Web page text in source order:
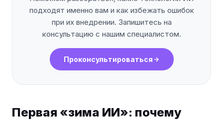
подходят именно вам и как избежать ошибок
при их внедрении. Запишитесь на
консультацию с нашим специалистом.
Проконсультироваться
Первая «зима ИИ»: почему